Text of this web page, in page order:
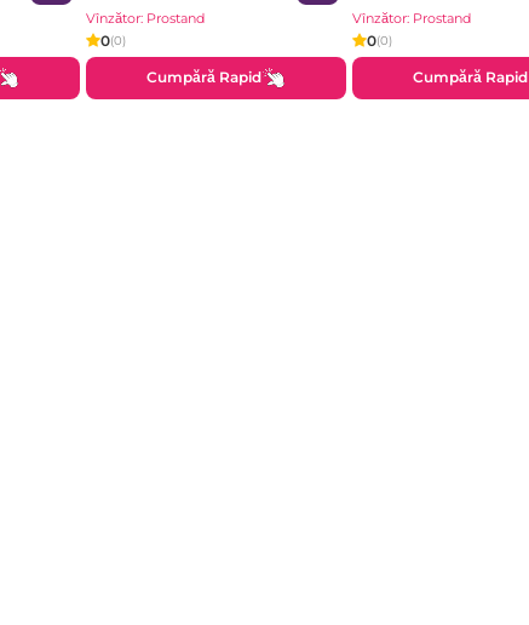
Vînzător: Prostand
0(0)
Cumpără Rapid
Vînzător: Prostand
0(0)
Cumpără Rapid